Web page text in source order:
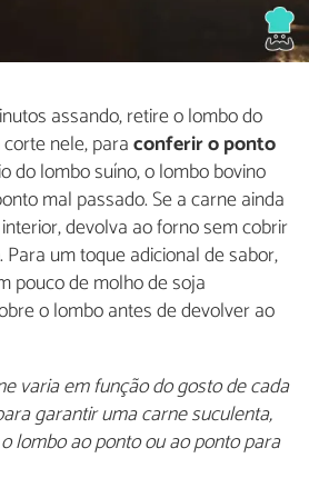
assando, retire o lombo do
nele, paraconferir o ponto
do lombo suíno, o lombo bovino
mal passado. Se a carne ainda
devolva ao forno sem cobrir
um toque adicional de sabor,
pouco de molho de soja
o lombo antes de devolver ao
varia em função do gosto de cada
garantir uma carne suculenta,
lombo ao ponto ou ao ponto para